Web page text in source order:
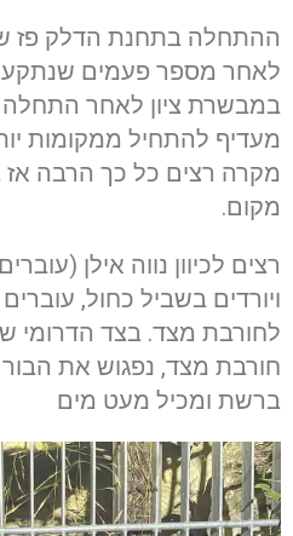
לאחר מספר פעמים
במבשרת ציון לאחר התחלה
מעדיף להתחיל ממקומות
מקרה רצים כל כך הרבה אז
מקום.
ויורדים בשביל כחול,
לחורבת מצד. בצד הדרומי
חורבת מצד, נפגוש את
ברשת ומכיל מעט מים